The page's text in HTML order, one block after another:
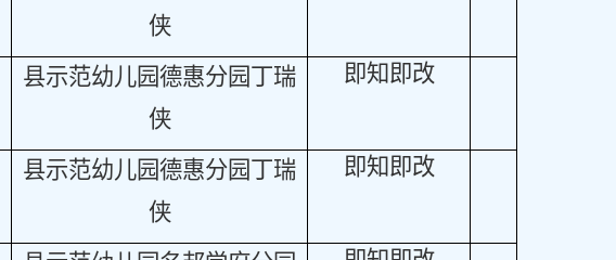
侠
县示范幼儿园德惠分园丁瑞
侠
即知即改
县示范幼儿园德惠分园丁瑞
侠
即知即改